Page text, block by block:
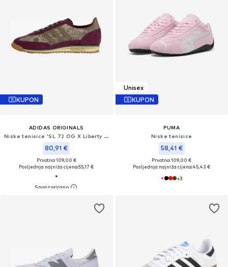
KUPON
ADIDAS ORIGINALS
Niske tenisice 'SL 72 OG X Liberty London'
80,91 €
Prvotno: 109,00 €
Posljednja najniža cijena:55,17 €
Unisex
KUPON
PUMA
Niske tenisice
58,41 €
Prvotno: 109,00 €
Posljednja najniža cijena:45,43 €
+3